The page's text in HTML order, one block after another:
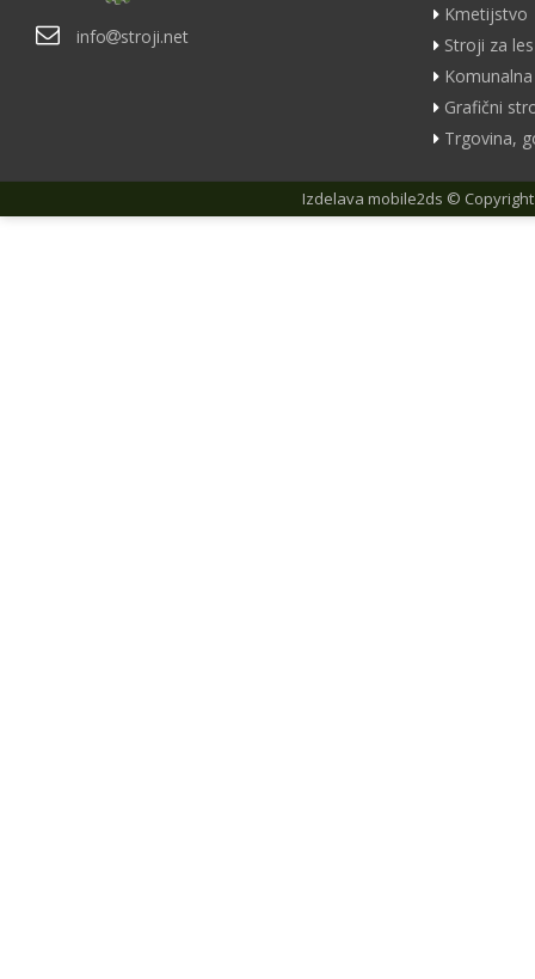
info stroji.net
Kmetijstvo
Stroji za les
Grafični
Trgovina,
Izdelava mobile2ds ©